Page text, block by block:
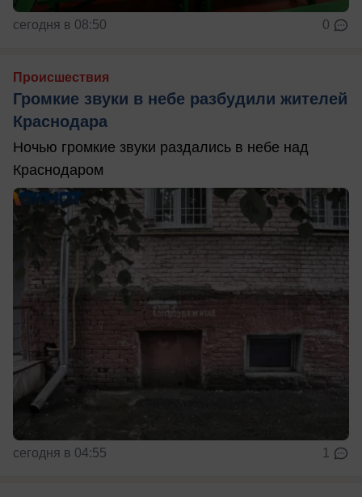
сегодня в 08:50 0
Происшествия
Громкие звуки в небе разбудили жителей
Краснодара
Ночью громкие звуки раздались в небе над
Краснодаром
сегодня в 04:55 1